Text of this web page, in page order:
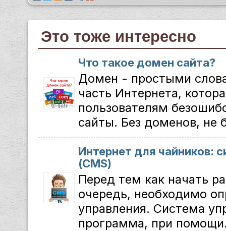
Это тоже интересно
Что такое домен сайта?
Домен - простыми
часть Интернета,
пользователям
сайты. Без доменов, не
Интернет для чайников:
(CMS)
Перед тем как начать
очередь, необходимо
управления. Система
программа, при